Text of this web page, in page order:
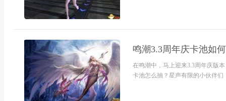
鸣潮3.3周年庆卡池如
在鸣潮中，马上迎来3.3周年庆版
卡池怎么抽？星声有限的小伙伴们